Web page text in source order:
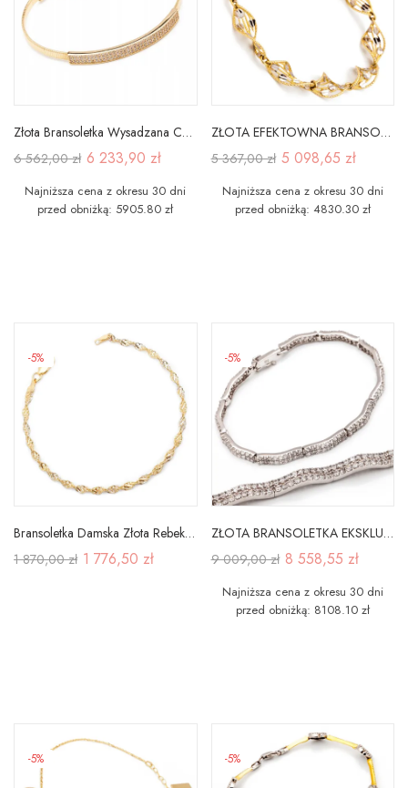
Złota Bransoletka Wysadzana Cyrkoniami Piękny Wzór
6 562,00 zł 6 233,90 zł
Najniższa cena z okresu 30 dni
przed obniżką: 5905.80 zł
ZŁOTA EFEKTOWNA BRANSOLETKA BIAŁE ZŁOTO 585
5 367,00 zł 5 098,65 zł
Najniższa cena z okresu 30 dni
przed obniżką: 4830.30 zł
-5%
Bransoletka Damska Złota Rebeka Próba 585 19,5 cm
1 870,00 zł 1 776,50 zł
-5%
ZŁOTA BRANSOLETKA EKSKLUZYWNA WYJĄTKOWA CYRKONIE
9 009,00 zł 8 558,55 zł
Najniższa cena z okresu 30 dni
przed obniżką: 8108.10 zł
-5% -5%